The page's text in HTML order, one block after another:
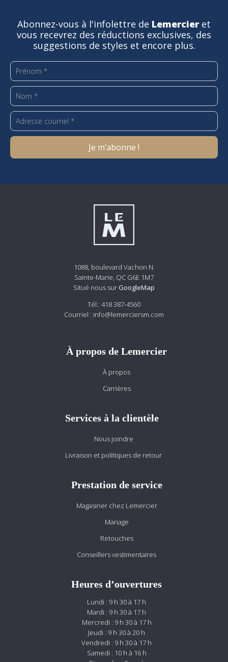
Abonnez-vous à l'infolettre de Lemercier et
vous recevrez des réductions exclusives, des
suggestions de styles et encore plus.
1088, boulevard Vachon N.
Sainte-Marie, QC G6E 1M7
Situé nous sur GoogleMap
Tél.: 418 387-4560
Courriel : info@lemerciersm.com
À propos de Lemercier
À propos
Carrières
Services à la clientèle
Nous joindre
Livraison et politiques de retour
Prestation de service
Magasiner chez Lemercier
Mariage
Retouches
Conseillers vestimentaires
Heures d’ouvertures
Lundi : 9 h 30 à 17 h
Mardi : 9 h 30 à 17 h
Mercredi : 9 h 30 à 17 h
Jeudi : 9 h 30 à 20 h
Vendredi : 9 h 30 à 17 h
Samedi : 10 h à 16 h